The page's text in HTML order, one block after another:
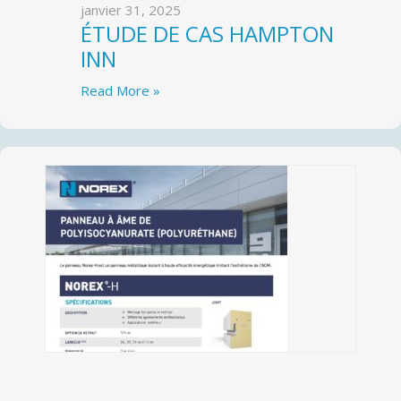
janvier 31, 2025
ÉTUDE DE CAS HAMPTON
INN
Read More »